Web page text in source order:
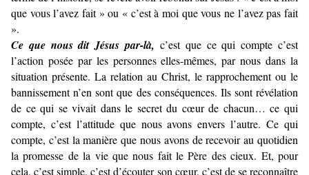
que vous l’avez fait » ou « c’est à moi que vous ne l’avez pas fait
».
Ce que nous dit Jésus par-là, c’est que ce qui compte c’est
l’action posée par les personnes elles-mêmes, par nous dans la
situation présente. La relation au Christ, le rapprochement ou le
bannissement n’en sont que des conséquences. Ils sont révélation
de ce qui se vivait dans le secret du cœur de chacun… ce qui
compte, c’est l’attitude que nous avons envers l’autre. Ce qui
compte, c’est la manière que nous avons de recevoir au quotidien
la promesse de la vie que nous fait le Père des cieux. Et, pour
cela, c’est simple, c’est d’écouter son cœur, c’est de se reconnaître